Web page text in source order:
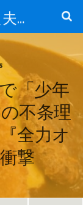
出世競争から脱落した夫と妻の日常
「少年
不条理
全力オ
撃